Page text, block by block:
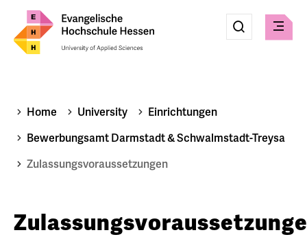
Suche
absenden
Home University
Einrichtungen
Bewerbungsamt Darmstadt & Schwalmstadt-Treysa
Zulassungsvoraussetzungen